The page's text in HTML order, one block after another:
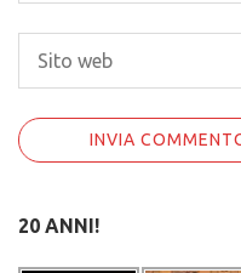
20 ANNI!